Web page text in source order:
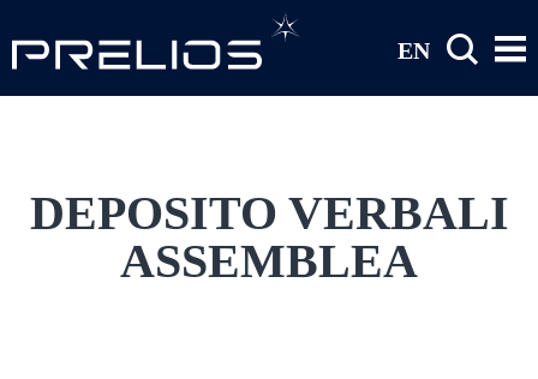
EN
DEPOSITO VERBALI
ASSEMBLEA